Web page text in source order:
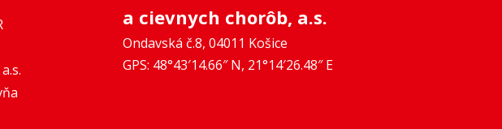
a cievnych chorôb, a.s.
Ondavská č.8, 04011 Košice
GPS: 48°43′14.66″ N, 21°14′26.48″ E